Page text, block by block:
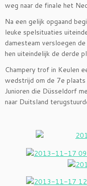
weg naar de finale het
Na een gelijk opgaand
leuke spelsituaties
damesteam versloegen
hen uiteindelijk de derde
Champery trof in Keulen
wedstrijd om de 7e
Junioren die Düsseldorf
naar Duitsland